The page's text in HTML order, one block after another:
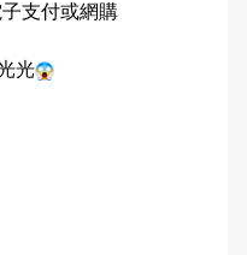
支付或網購
光